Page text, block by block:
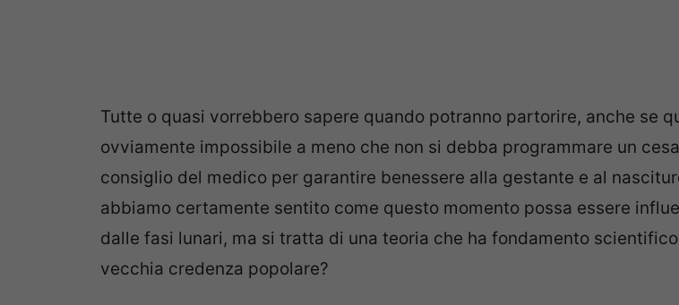
Tutte o quasi vorrebbero sapere quando potranno partorire, anche se
ovviamente impossibile a meno che non si debba programmare un
consiglio del medico per garantire benessere alla gestante e al
abbiamo certamente sentito come questo momento possa essere
dalle fasi lunari, ma si tratta di una teoria che ha fondamento scientifico
vecchia credenza popolare?